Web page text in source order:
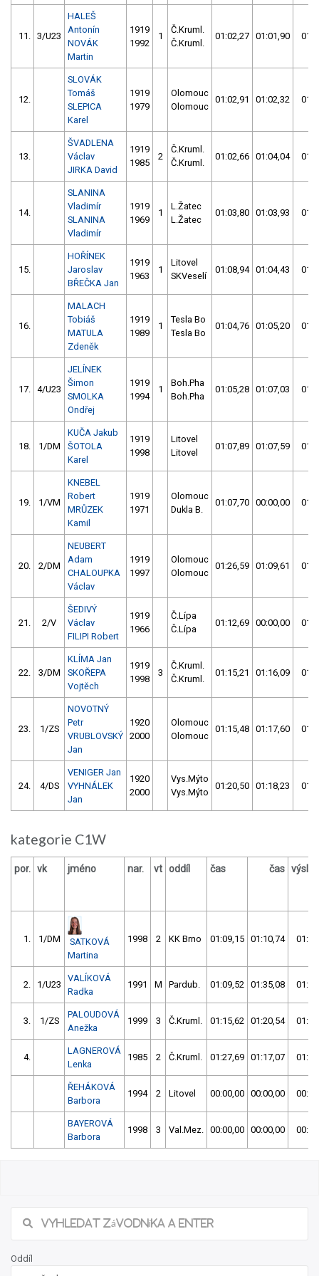
11. 3/U23
HALEŠ
Antonín
NOVÁK
Martin
1919
1992
1
Č.Kruml.
Č.Kruml.
01:02,27 01:01,90
12.
SLOVÁK
Tomáš
SLEPICA
Karel
1919
1979
Olomouc
Olomouc
01:02,91 01:02,32
13.
ŠVADLENA
Václav
JIRKA David
1919
1985
2
Č.Kruml.
Č.Kruml.
01:02,66 01:04,04
14.
SLANINA
Vladimír
SLANINA
Vladimír
1919
1969
1
L.Žatec
L.Žatec
01:03,80 01:03,93
15.
HOŘÍNEK
Jaroslav
BŘEČKA Jan
1919
1963
1
Litovel
SKVeselí
01:08,94 01:04,43
16.
MALACH
Tobiáš
MATULA
Zdeněk
1919
1989
1
Tesla Bo
Tesla Bo
01:04,76 01:05,20
17. 4/U23
JELÍNEK
Šimon
SMOLKA
Ondřej
1919
1994
1
Boh.Pha
Boh.Pha
01:05,28 01:07,03
18. 1/DM
KUČA Jakub
ŠOTOLA
Karel
1919
1998
Litovel
Litovel
01:07,89 01:07,59
19. 1/VM
KNEBEL
Robert
MRŮZEK
Kamil
1919
1971
Olomouc
Dukla B.
01:07,70 00:00,00
20. 2/DM
NEUBERT
Adam
CHALOUPKA
Václav
1919
1997
Olomouc
Olomouc
01:26,59 01:09,61
21. 2/V
ŠEDIVÝ
Václav
FILIPI Robert
1919
1966
Č.Lípa
Č.Lípa
01:12,69 00:00,00
22. 3/DM
KLÍMA Jan
SKOŘEPA
Vojtěch
1919
1998
3
Č.Kruml.
Č.Kruml.
01:15,21 01:16,09
23. 1/ZS
NOVOTNÝ
Petr
VRUBLOVSKÝ
Jan
1920
2000
Olomouc
Olomouc
01:15,48 01:17,60
24. 4/DS
VENIGER Jan
VYHNÁLEK
Jan
1920
2000
Vys.Mýto
Vys.Mýto
01:20,50 01:18,23
kategorie C1W
por. vk jméno nar. vt oddíl čas čas
1. 1/DM
SATKOVÁ
Martina
1998 2 KK Brno 01:09,15 01:10,74
2. 1/U23
VALÍKOVÁ
Radka
1991 M Pardub. 01:09,52 01:35,08
3. 1/ZS
PALOUDOVÁ
Anežka
1999 3 Č.Kruml. 01:15,62 01:20,54
4.
LAGNEROVÁ
Lenka
1985 2 Č.Kruml. 01:27,69 01:17,07
ŘEHÁKOVÁ
Barbora
1994 2 Litovel 00:00,00 00:00,00
BAYEROVÁ
Barbora
1998 3 Val.Mez. 00:00,00 00:00,00
Oddíl